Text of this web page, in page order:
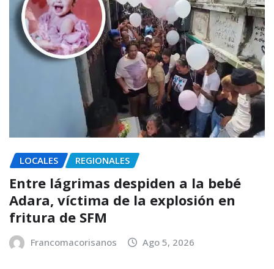
LOCALES REGIONALES
Entre lágrimas despiden a la bebé
Adara, víctima de la explosión en
fritura de SFM
Francomacorisanos Ago 5, 2026